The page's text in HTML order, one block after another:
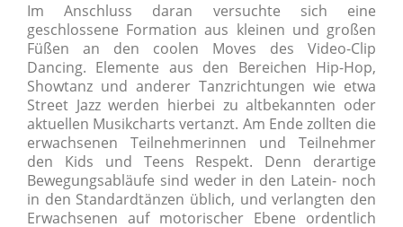
Im Anschluss daran versuchte sich eine
geschlossene Formation aus kleinen und großen
Füßen an den coolen Moves des Video-Clip
Dancing. Elemente aus den Bereichen Hip-Hop,
Showtanz und anderer Tanzrichtungen wie etwa
Street Jazz werden hierbei zu altbekannten oder
aktuellen Musikcharts vertanzt. Am Ende zollten die
erwachsenen Teilnehmerinnen und Teilnehmer
den Kids und Teens Respekt. Denn derartige
Bewegungsabläufe sind weder in den Latein- noch
in den Standardtänzen üblich, und verlangten den
Erwachsenen auf motorischer Ebene ordentlich